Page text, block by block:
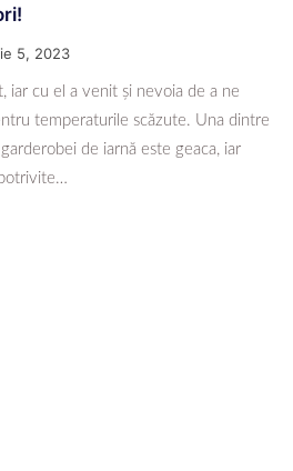
5, 2023
iar cu el a venit și nevoia de a ne
temperaturile scăzute. Una dintre
de iarnă este geaca, iar